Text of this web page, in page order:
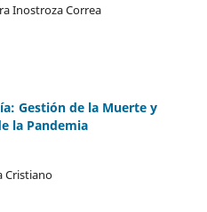
Inostroza Correa
Gestión de la Muerte y
la Pandemia
Cristiano